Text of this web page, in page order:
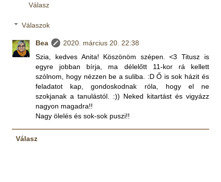
Válasz
Válaszok
Bea
2020. március 20. 22:38
Szia, kedves Anita! Köszönöm szépen. <3 Titusz is
egyre jobban bírja, ma délelőtt 11-kor rá kellett
szólnom, hogy nézzen be a suliba. :D Ő is sok házit és
feladatot kap, gondoskodnak róla, hogy el ne
szokjanak a tanulástól. :)) Neked kitartást és vigyázz
nagyon magadra!!
Nagy ölelés és sok-sok puszi!!
Válasz